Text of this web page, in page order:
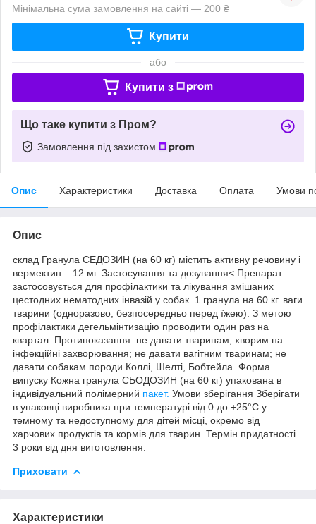
Мінімальна сума замовлення на сайті — 200 ₴
Купити
або
Купити з
Що таке купити з Пром?
Замовлення під захистом
Опис Характеристики Доставка Оплата Умови
Опис
склад Гранула СЕДОЗИН (на 60 кг) містить активну речовину і
вермектин – 12 мг. Застосування та дозування< Препарат
застосовується для профілактики та лікування змішаних
цестодних нематодних інвазій у собак. 1 гранула на 60 кг. ваги
тварини (одноразово, безпосередньо перед їжею). З метою
профілактики дегельмінтизацію проводити один раз на
квартал. Протипоказання: не давати тваринам, хворим на
інфекційні захворювання; не давати вагітним тваринам; не
давати собакам породи Коллі, Шелті, Бобтейла. Форма
випуску Кожна гранула СЬОДОЗИН (на 60 кг) упакована в
індивідуальний полімерний пакет. Умови зберігання Зберігати
в упаковці виробника при температурі від 0 до +25°С у
темному та недоступному для дітей місці, окремо від
харчових продуктів та кормів для тварин. Термін придатності
3 роки від дня виготовлення.
Приховати
Характеристики